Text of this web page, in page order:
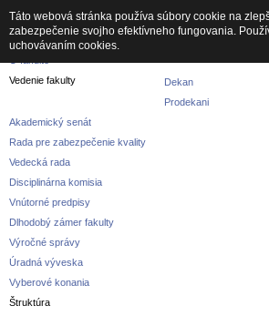
Fakulta
Vedenie fakulty
Dekan
Prodekani
Akademický senát
Rada pre zabezpečenie kvality
Vedecká rada
Disciplinárna komisia
Vnútorné predpisy
Dlhodobý zámer fakulty
Výročné správy
Úradná výveska
Vyberové konania
Štruktúra
Táto webová stránka používa súbory cookie na
zabezpečenie svojho efektívneho fungovania.
uchovávaním cookies.